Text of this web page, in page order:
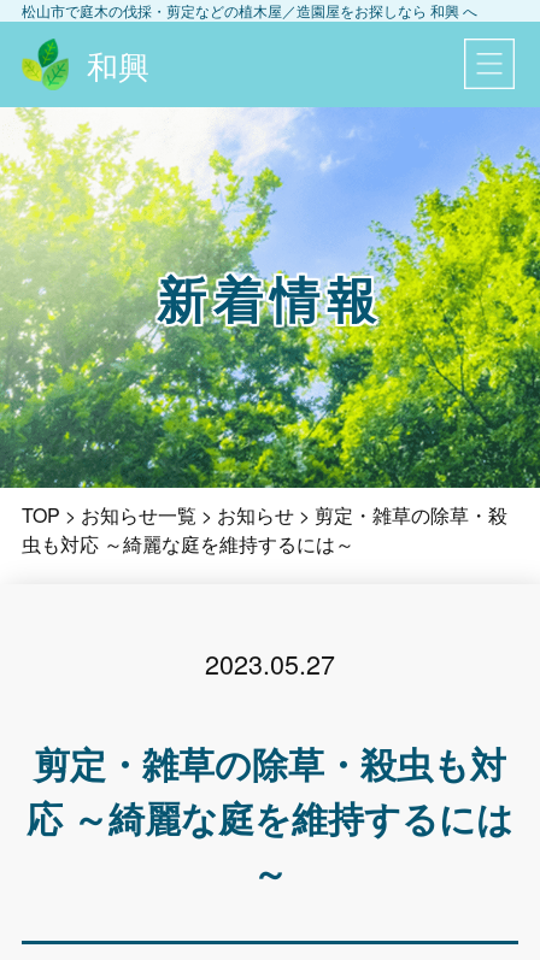
松山市で庭木の伐採・剪定などの植木屋／造園屋をお探しなら 和興へ
和興
新着情報
TOP > お知らせ一覧 > お知らせ> 剪定・雑草の除草・殺
虫も対応 ～綺麗な庭を維持するには～
2023.05.27
剪定・雑草の除草・殺虫も対
応 ～綺麗な庭を維持するには
～